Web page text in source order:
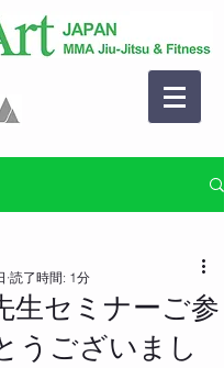
生セミナーご参
うございまし
読了時間: 1分